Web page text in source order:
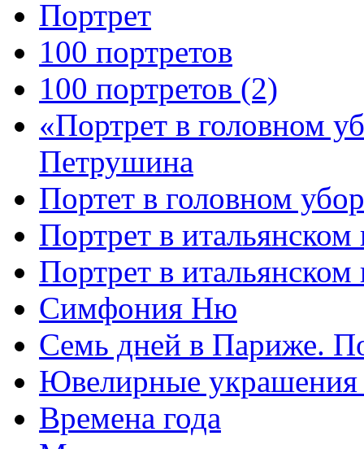
Портрет
100 портретов
100 портретов (2)
«Портрет в головном
Петрушина
Портет в головном
Портрет в
Портрет в
Симфония Ню
Семь дней в Париже.
Ювелирные украшения
Времена года